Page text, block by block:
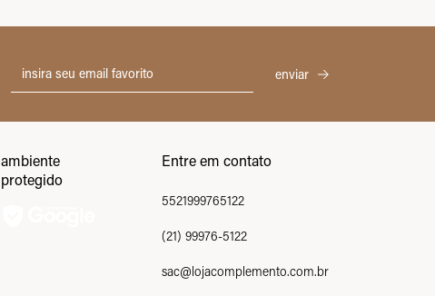
ambiente
protegido
Entre em contato
5521999765122
(21) 99976-5122
sac@lojacomplemento.com.br